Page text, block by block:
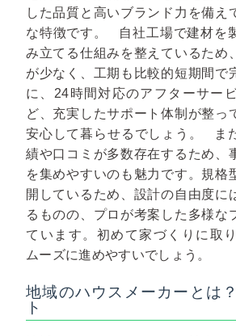
した品質と高いブランド力を備え
な特徴です。
自社工場で建材を
み立てる仕組みを整えているため
が少なく、工期も比較的短期間で
に、24時間対応のアフターサー
ど、充実したサポート体制が整っ
安心して暮らせるでしょう。
ま
績や口コミが多数存在するため、
を集めやすいのも魅力です。規格
開しているため、設計の自由度に
るものの、プロが考案した多様な
ています。初めて家づくりに取
ムーズに進めやすいでしょう。
地域のハウスメーカーとは
ト